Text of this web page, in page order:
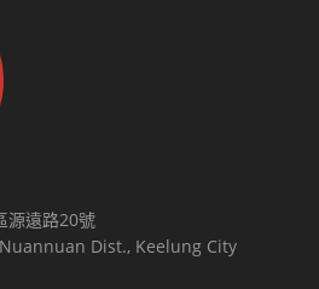
源遠路20號
Dist., Keelung City